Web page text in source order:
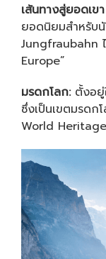
เส้นทางสู่ยอดเขา
ยอดนิยมสำหรับ
Jungfraubahn
Europe”
มรดกโลก:ตั้งอยู่
ซึ่งเป็นเขตมรดก
World